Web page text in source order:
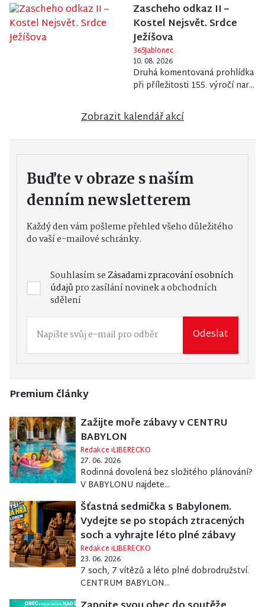
Zascheho odkaz II –
Kostel Nejsvět. Srdce
Ježíšova
365Jablonec
10. 08. 2026
Druhá komentovaná prohlídka
při příležitosti 155. výročí nar...
Zobrazit kalendář akcí
Buďte v obraze s naším
denním newsletterem
Každý den vám pošleme přehled všeho důležitého
do vaší e-mailové schránky.
Souhlasím seZásadami zpracování osobních
údajůpro zasílání novinek a obchodních
sdělení
Odeslat
Premium články
Zažijte moře zábavy v CENTRU
BABYLON
Redakce iLIBERECKO
27. 06. 2026
Rodinná dovolená bez složitého plánování?
V BABYLONU najdete...
Šťastná sedmička s Babylonem.
Vydejte se po stopách ztracených
soch a vyhrajte léto plné zábavy
Redakce iLIBERECKO
23. 06. 2026
7 soch, 7 vítězů a léto plné dobrodružství.
CENTRUM BABYLON...